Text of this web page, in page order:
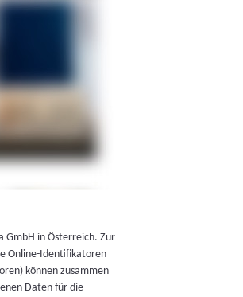
GmbH in Österreich. Zur
Online-Identifikatoren
können zusammen
Daten für die